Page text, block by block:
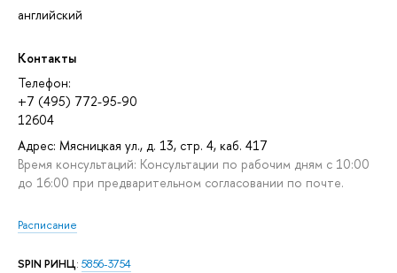
английский
Контакты
Телефон:
+7 (495) 772-95-90
12604
Адрес: Мясницкая ул., д. 13, стр. 4, каб. 417
Время консультаций: Консультации по рабочим дням с 10:00
до 16:00 при предварительном согласовании по почте.
Расписание
SPIN РИНЦ: 5856-3754